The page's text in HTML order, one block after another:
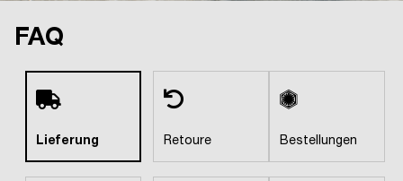
FAQ
Lieferung Retoure Bestellungen